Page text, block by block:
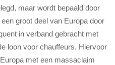
maar wordt bepaald door
groot deel van Europa door
in verband gebracht met
loon voor chauffeurs. Hiervoor
met een massaclaim